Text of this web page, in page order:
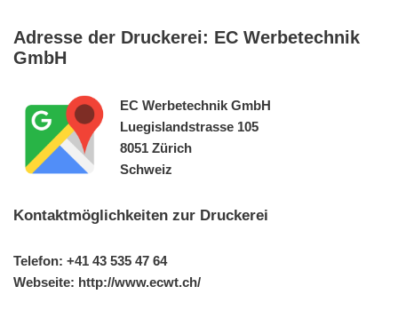
Adresse der Druckerei: EC Werbetechnik
GmbH
EC Werbetechnik GmbH
Luegislandstrasse 105
8051 Zürich
Schweiz
Kontaktmöglichkeiten zur Druckerei
Telefon: +41 43 535 47 64
Webseite: http://www.ecwt.ch/